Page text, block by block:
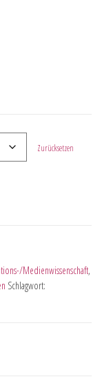
Zurücksetzen
Medienwissenschaft,
Schlagwort: